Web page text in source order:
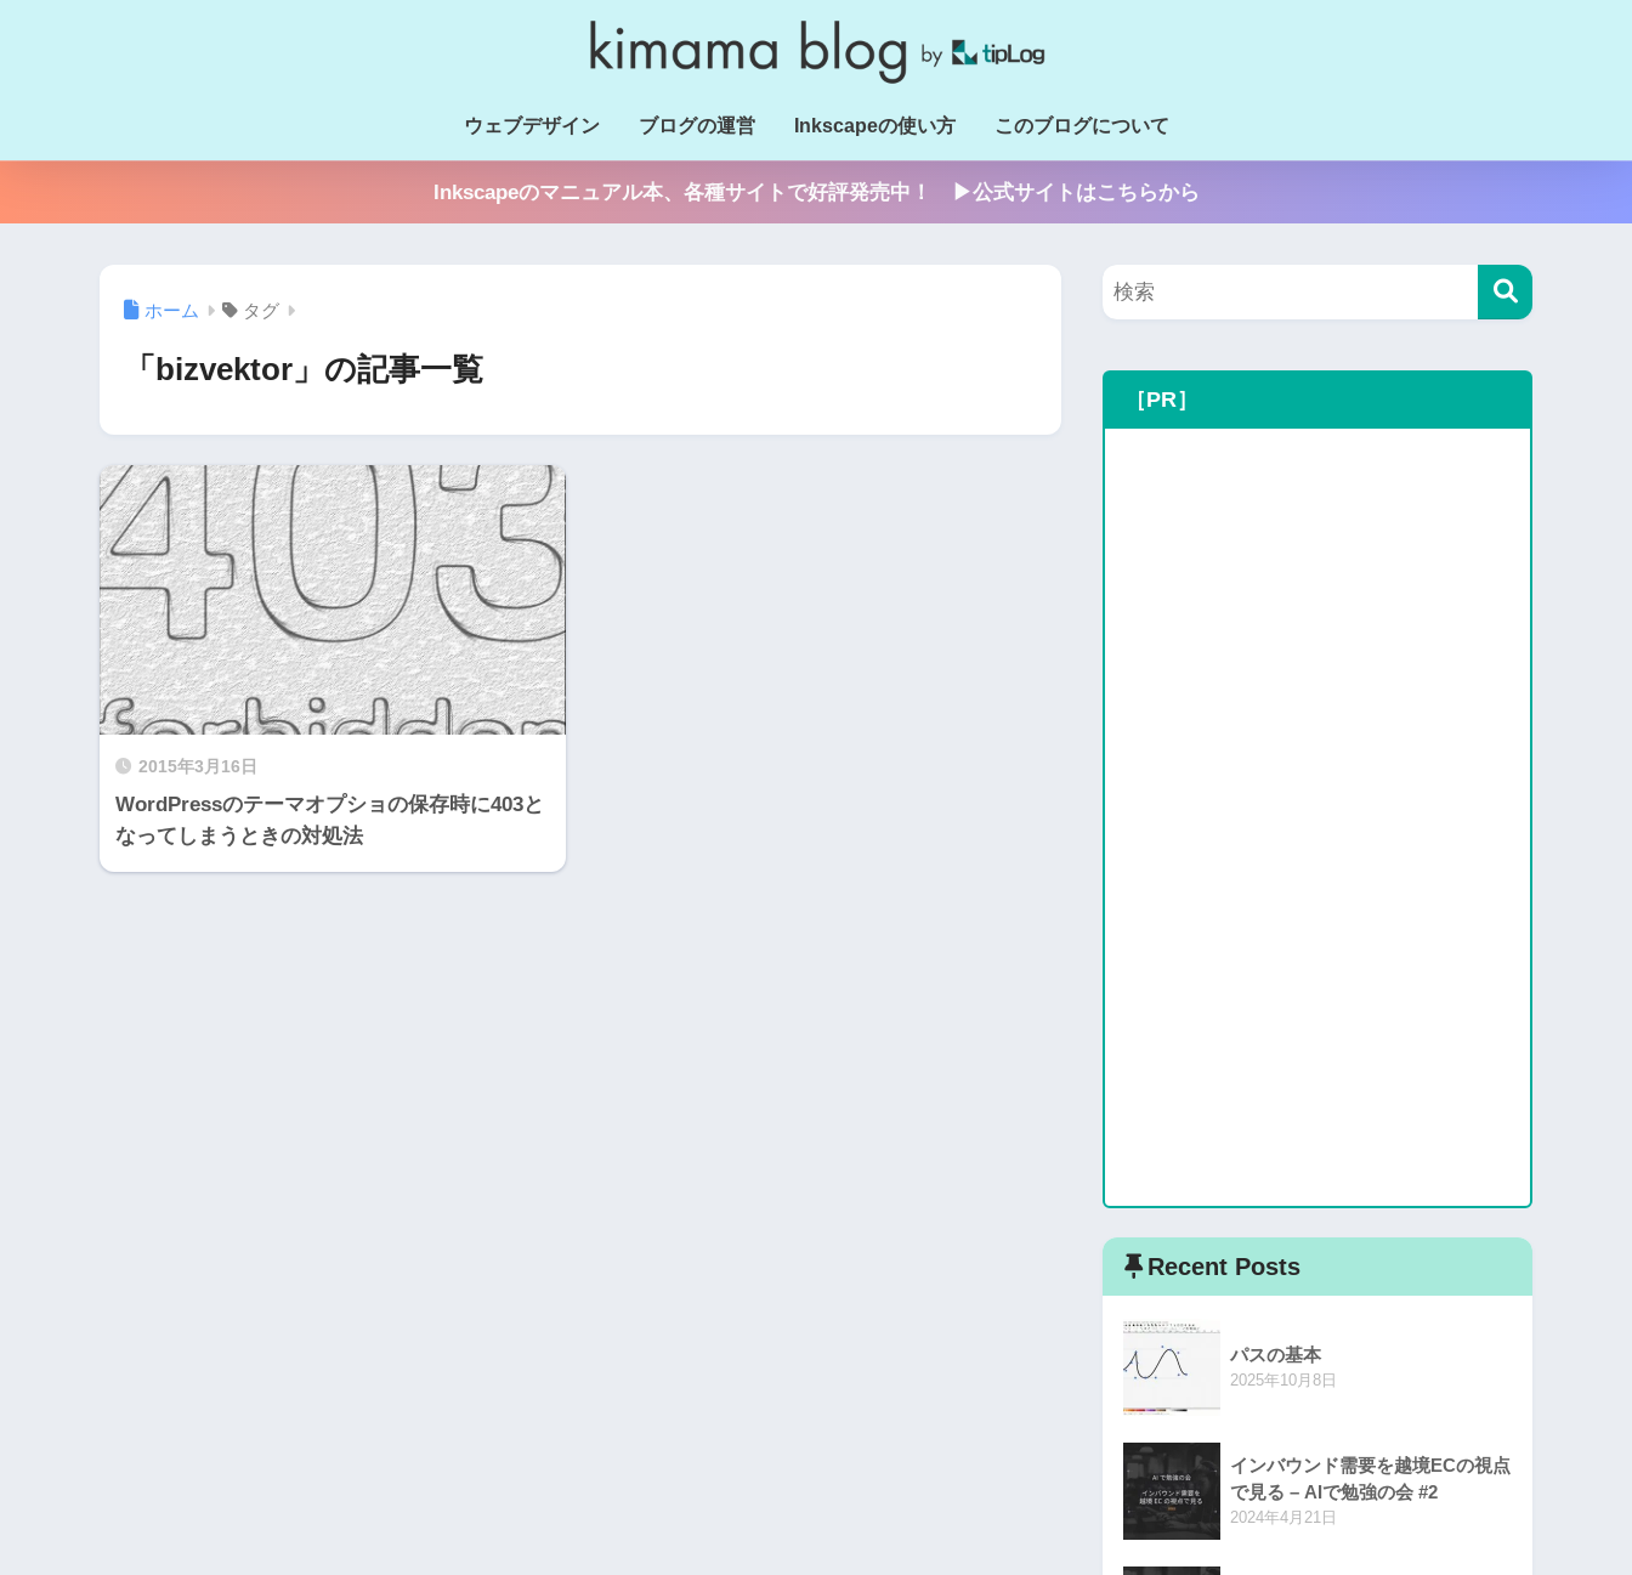
ウェブデザイン ブログの運営 Inkscapeの使い方 このブログについて
Inkscapeのマニュアル本、各種サイトで好評発売中！ ▶公式サイトはこちらから
ホーム タグ
「bizvektor」の記事一覧
2015年3月16日
WordPressのテーマオプショの保存時に403と
なってしまうときの対処法
［PR］
Recent Posts
パスの基本
2025年10月8日
インバウンド需要を越境ECの視点
で見る – AIで勉強の会 #2
2024年4月21日